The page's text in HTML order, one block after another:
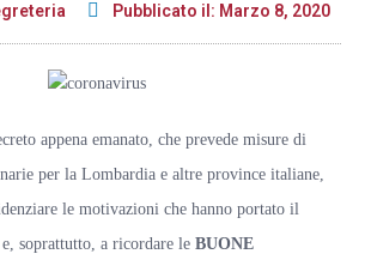
Pubblicato il: Marzo 8, 2020
appena emanato, che prevede misure di
per la Lombardia e altre province italiane,
le motivazioni che hanno portato il
soprattutto, a ricordare le BUONE